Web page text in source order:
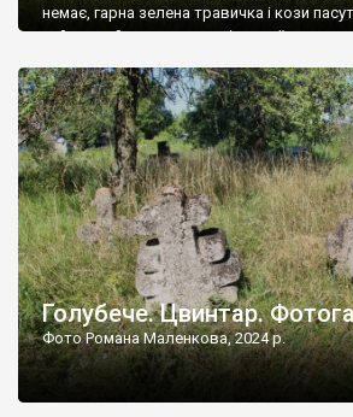
немає, гарна зелена травичка і кози
найкращий регулятор шкідливої, для
бруньками, кози ті бруньки обгризають,
делікатес. На цвинтарі у Голубечому ціла
різноманітних форм хрестів. Село
Голубече. Цвинтар.
Фото Романа Маленкова, 2024 р.